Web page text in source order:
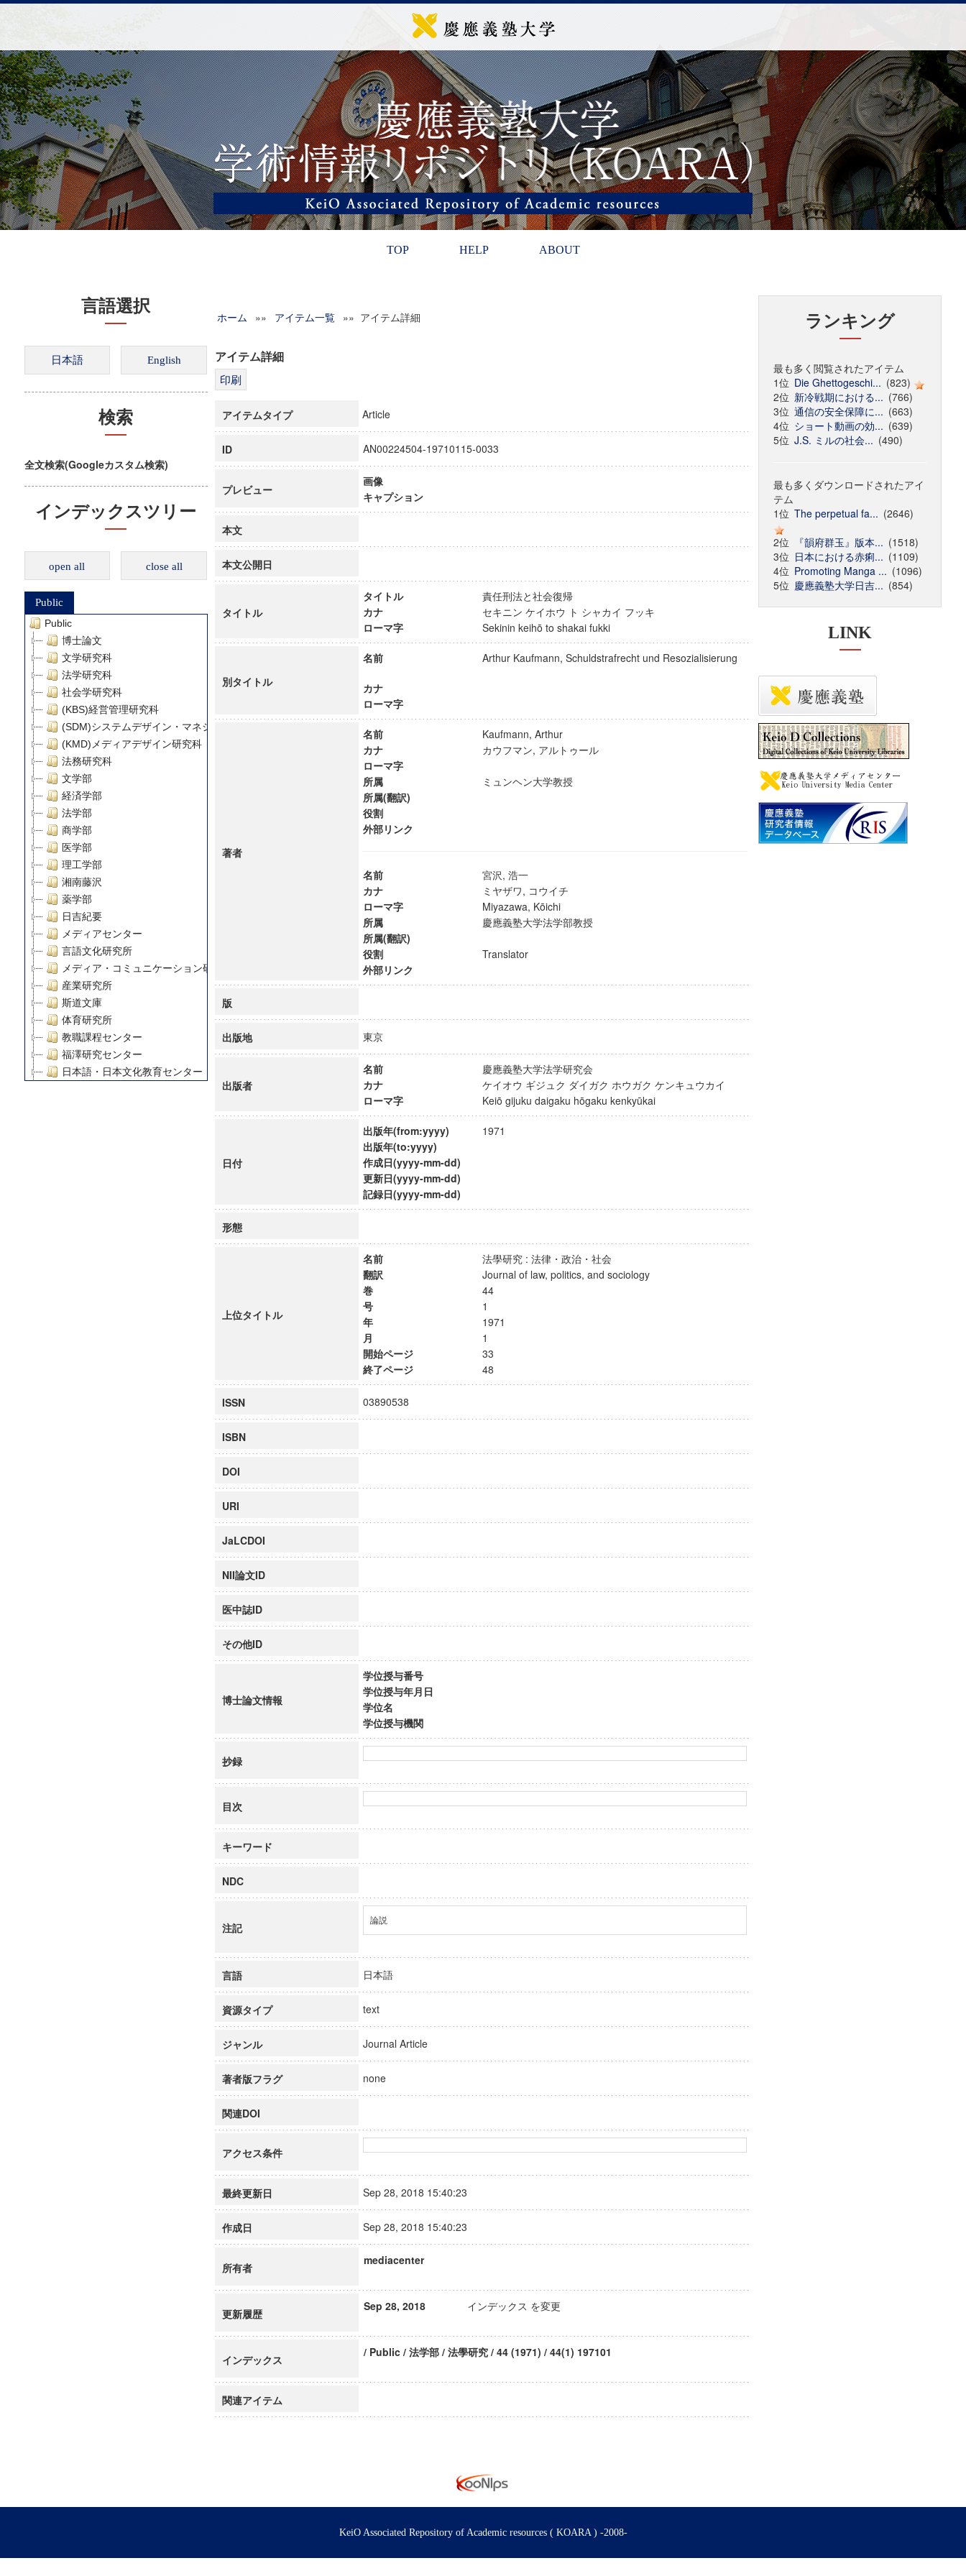
TOP HELP ABOUT
言語選択
検索
全文検索(Googleカスタム検索)
インデックスツリー
open all close all
Public
Public
博士論文
文学研究科
法学研究科
社会学研究科
(KBS)経営管理研究科
(SDM)システムデザイン・マネジメント研究科
(KMD)メディアデザイン研究科
法務研究科
文学部
経済学部
法学部
商学部
医学部
理工学部
湘南藤沢
薬学部
日吉紀要
メディアセンター
言語文化研究所
メディア・コミュニケーション研究所
産業研究所
斯道文庫
体育研究所
教職課程センター
福澤研究センター
日本語・日本文化教育センター
慶應義塾大学グローバルCOEプログラム市民社会ガバナンス教育研究センター
慶應義塾大学グローバルCOEプログラム論理と感性の先端的教育研究拠点
博士課程教育リーディングプログラム「超成熟社会発展のサイエンス」
ホーム »» アイテム一覧 »» アイテム詳細
アイテム詳細
アイテムタイプ Article
ID AN00224504-19710115-0033
プレビュー
画像
キャプション
本文
本文公開日
タイトル
タイトル
責任刑法と社会復帰
カナ
セキニン ケイホウ ト シャカイ フッキ
ローマ字
Sekinin keihō to shakai fukki
別タイトル
名前 Arthur Kaufmann, Schuldstrafrecht und Resozialisierung
カナ
ローマ字
著者
名前
Kaufmann, Arthur
カナ
カウフマン, アルトゥール
ローマ字
所属
ミュンヘン大学教授
所属(翻訳)
役割
外部リンク
名前
宮沢, 浩一
カナ
ミヤザワ, コウイチ
ローマ字
Miyazawa, Kōichi
所属
慶應義塾大学法学部教授
所属(翻訳)
役割
Translator
外部リンク
版
出版地 東京
出版者
名前
慶應義塾大学法学研究会
カナ
ケイオウ ギジュク ダイガク ホウガク ケンキュウカイ
ローマ字
Keiō gijuku daigaku hōgaku kenkyūkai
日付
出版年(from:yyyy)
1971
出版年(to:yyyy)
作成日(yyyy-mm-dd)
更新日(yyyy-mm-dd)
記録日(yyyy-mm-dd)
形態
上位タイトル
名前
法學研究 : 法律・政治・社会
翻訳
Journal of law, politics, and sociology
巻
44
号
1
年
1971
月
1
開始ページ
33
終了ページ
48
ISSN 03890538
ISBN
DOI
URI
JaLCDOI
NII論文ID
医中誌ID
その他ID
博士論文情報
学位授与番号
学位授与年月日
学位名
学位授与機関
抄録
目次
キーワード
NDC
注記
論説
言語 日本語
資源タイプ text
ジャンル Journal Article
著者版フラグ none
関連DOI
アクセス条件
最終更新日 Sep 28, 2018 15:40:23
作成日 Sep 28, 2018 15:40:23
所有者
mediacenter
更新履歴
Sep 28, 2018 インデックス を変更
インデックス
/ Public / 法学部 / 法學研究 / 44 (1971) / 44(1) 197101
関連アイテム
ランキング
最も多く閲覧されたアイテム
1位 Die Ghettogeschi... (823)
2位 新冷戦期における... (766)
3位 通信の安全保障に... (663)
4位 ショート動画の効... (639)
5位 J.S. ミルの社会... (490)
最も多くダウンロードされたアイ
テム
1位 The perpetual fa... (2646)
2位
『韻府群玉』版本... (1518)
3位 日本における赤痢... (1109)
4位 Promoting Manga ... (1096)
5位 慶應義塾大学日吉... (854)
LINK
KeiO Associated Repository of Academic resources ( KOARA ) -2008-